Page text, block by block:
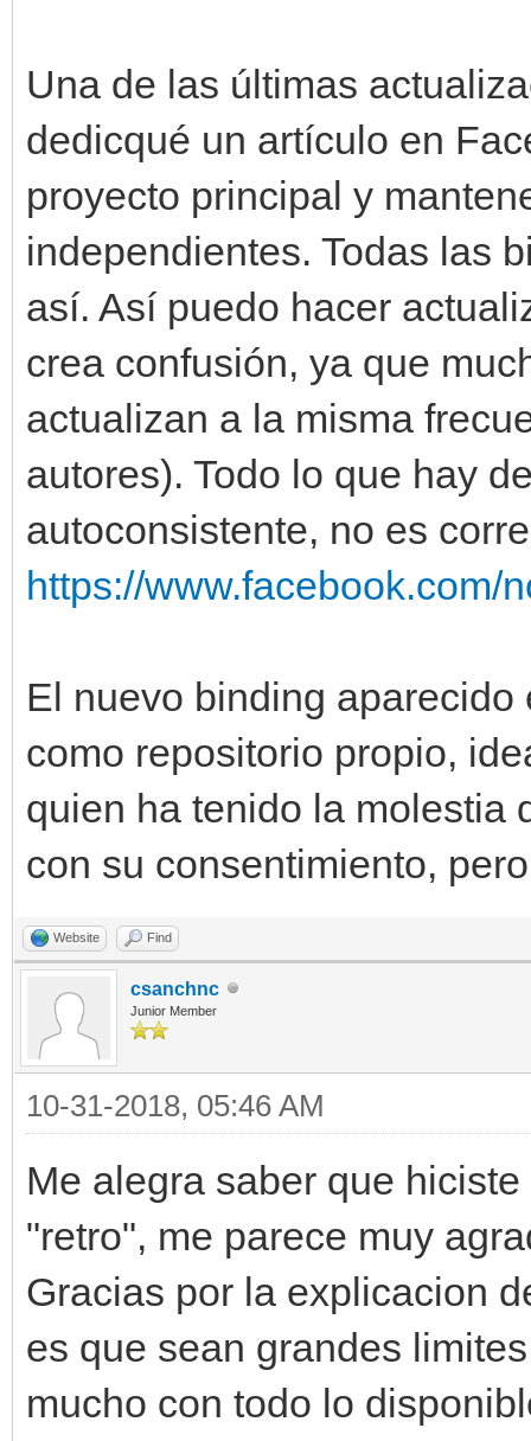
Una de las últimas
dedicqué un artículo en
proyecto principal y
independientes. Todas las
así. Así puedo hacer
crea confusión, ya que
actualizan a la misma
autores). Todo lo que hay
autoconsistente, no es
https://www.facebook.com/
El nuevo binding
como repositorio propio,
quien ha tenido la molestia
con su consentimiento,
Website Find
csanchnc
Junior Member
10-31-2018, 05:46 AM
Me alegra saber que
"retro", me parece muy
Gracias por la explicacion
es que sean grandes
mucho con todo lo